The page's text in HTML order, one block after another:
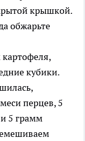
крышкой.
кубики.
перцев, 5
5 грамм